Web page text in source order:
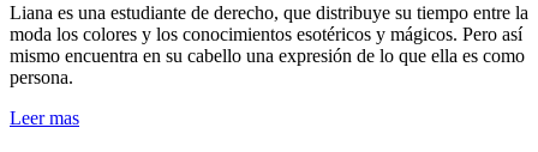
Liana es una estudiante de derecho, que distribuye su tiempo entre la
moda los colores y los conocimientos esotéricos y mágicos. Pero así
mismo encuentra en su cabello una expresión de lo que ella es como
persona.
Leer mas